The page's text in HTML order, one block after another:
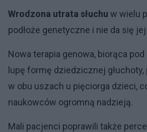
Wrodzona utrata słuchu w wielu
podłoże genetyczne i nie da się
Nowa terapia genowa, biorąca
lupę formę dziedzicznej głuchoty,
w obu uszach u pięciorga dzieci,
naukowców ogromną nadzieją.
Mali pacjenci poprawili także